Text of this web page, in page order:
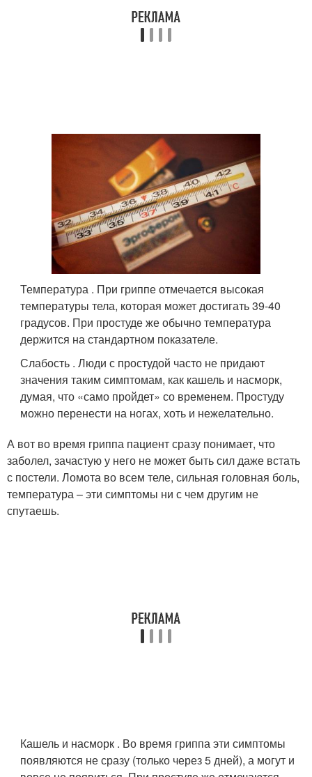
Температура . При гриппе отмечается высокая
температуры тела, которая может достигать 39-40
градусов. При простуде же обычно температура
держится на стандартном показателе.
Слабость . Люди с простудой часто не придают
значения таким симптомам, как кашель и насморк,
думая, что «само пройдет» со временем. Простуду
можно перенести на ногах, хоть и нежелательно.
А вот во время гриппа пациент сразу понимает, что
заболел, зачастую у него не может быть сил даже встать
с постели. Ломота во всем теле, сильная головная боль,
температура – эти симптомы ни с чем другим не
спутаешь.
Кашель и насморк . Во время гриппа эти симптомы
появляются не сразу (только через 5 дней), а могут и